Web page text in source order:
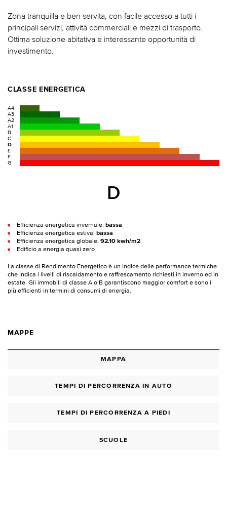
Zona tranquilla e ben servita, con facile accesso a tutti i
principali servizi, attività commerciali e mezzi di trasporto.
Ottima soluzione abitativa e interessante opportunità di
investimento.
CLASSE ENERGETICA
A4
A3
A2
A1
B
C
D
E
F
G
D
Efficienza energetica invernale: bassa
Efficienza energetica estiva: bassa
Efficienza energetica globale: 92.10 kwh/m2
Edificio a energia quasi zero
La classe di Rendimento Energetico è un indice delle performance termiche
che indica i livelli di riscaldamento e raffrescamento richiesti in inverno ed in
estate. Gli immobili di classe A o B garantiscono maggior comfort e sono i
più efficienti in termini di consumi di energia.
MAPPE
MAPPA
TEMPI DI PERCORRENZA IN AUTO
TEMPI DI PERCORRENZA A PIEDI
SCUOLE